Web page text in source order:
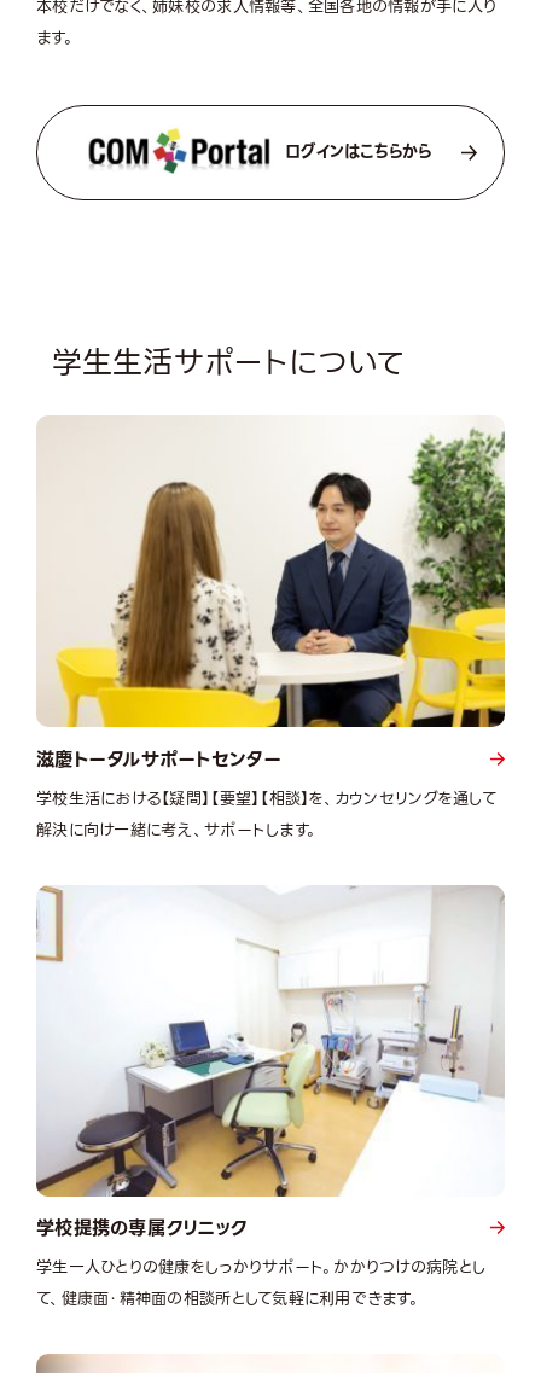
本校だけでなく、姉妹校の求人情報等、全国各地の情報が手に入り
ます。
ログインはこちらから
学生生活サポートについて
滋慶トータルサポートセンター
学校生活における【疑問】【要望】【相談】を、カウンセリングを通して
解決に向け一緒に考え、サポートします。
学校提携の専属クリニック
学生一人ひとりの健康をしっかりサポート。かかりつけの病院とし
て、健康面・精神面の相談所として気軽に利用できます。